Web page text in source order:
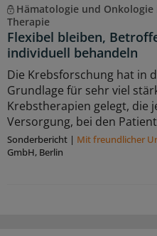
Hämatologie und
Therapie
Flexibel bleiben,
individuell behandeln
Die Krebsforschung hat in
Grundlage für sehr viel
Krebstherapien gelegt, die
Versorgung, bei den
Sonderbericht | Mit freundlicher
GmbH, Berlin